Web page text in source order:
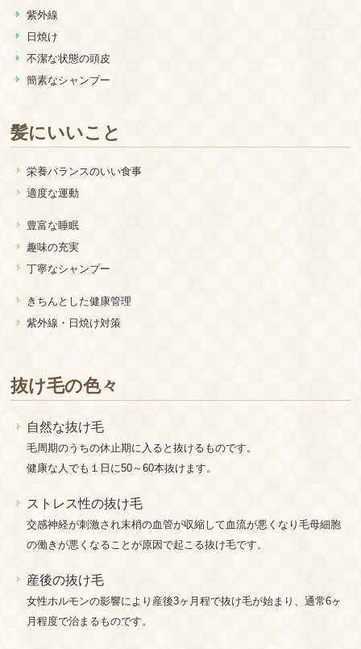
紫外線
日焼け
不潔な状態の頭皮
簡素なシャンプー
髪にいいこと
栄養バランスのいい食事
適度な運動
豊富な睡眠
趣味の充実
丁寧なシャンプー
きちんとした健康管理
紫外線・日焼け対策
抜け毛の色々
自然な抜け毛
毛周期のうちの休止期に入ると抜けるものです。
健康な人でも１日に50～60本抜けます。
ストレス性の抜け毛
交感神経が刺激され末梢の血管が収縮して血流が悪くなり毛母細胞
の働きが悪くなることが原因で起こる抜け毛です。
産後の抜け毛
女性ホルモンの影響により産後3ヶ月程で抜け毛が始まり、通常6ヶ
月程度で治まるものです。